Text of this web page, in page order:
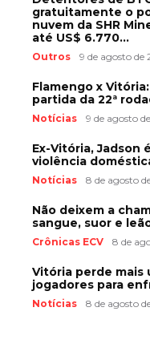
gratuitamente o
nuvem da SHR
até US$ 6.770...
Outros 9 de agosto de
Flamengo x
partida da 22ª
Notícias 9 de agosto
Ex-Vitória, Jadson
violência
Notícias 8 de agosto
Não deixem a
sangue, suor e
Crônicas ECV 8 de
Vitória perde mais
jogadores para
Notícias 8 de agosto